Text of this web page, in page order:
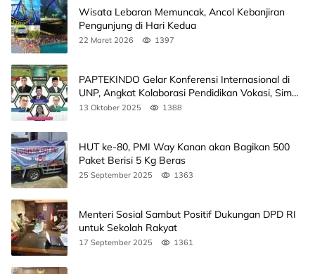
Wisata Lebaran Memuncak, Ancol Kebanjiran
Pengunjung di Hari Kedua
22 Maret 2026 1397
PAPTEKINDO Gelar Konferensi Internasional di
UNP, Angkat Kolaborasi Pendidikan Vokasi, Simak
Agendanya
13 Oktober 2025 1388
HUT ke-80, PMI Way Kanan akan Bagikan 500
Paket Berisi 5 Kg Beras
25 September 2025 1363
Menteri Sosial Sambut Positif Dukungan DPD RI
untuk Sekolah Rakyat
17 September 2025 1361